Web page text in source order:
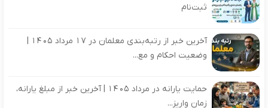
ثبت‌نام
آخرین خبر از رتبه‌بندی معلمان در ۱۷ مرداد ۱۴۰۵ |
وضعیت احکام و مع...
حمایت یارانه در مرداد ۱۴۰۵ | آخرین خبر از مبلغ یارانه،
زمان واریز...